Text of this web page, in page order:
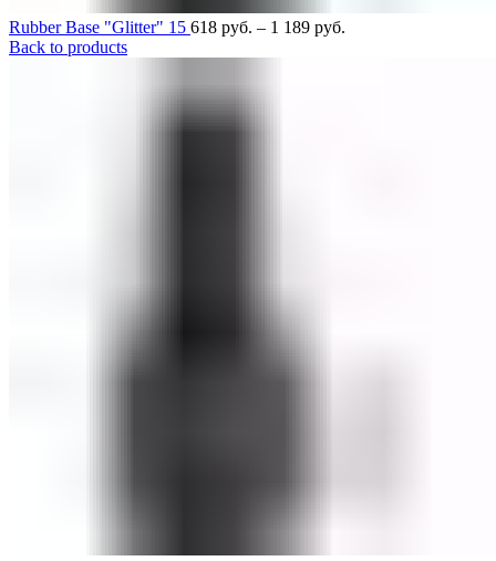
Rubber Base "Glitter" 15 618 руб. – 1 189 руб.
Back to products